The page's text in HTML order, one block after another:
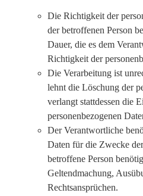
Die Richtigkeit der
der betroffenen Person
Dauer, die es dem
Richtigkeit der
Die Verarbeitung ist
lehnt die Löschung der
verlangt stattdessen die
personenbezogenen
Der Verantwortliche
Daten für die Zwecke
betroffene Person
Geltendmachung,
Rechtsansprüchen.